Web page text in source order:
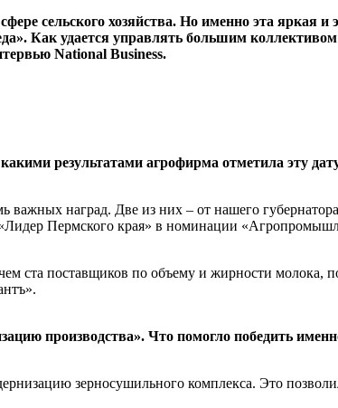
сельского хозяйства. Но именно эта яркая
Как удается управлять большим
National Business.
результатами агрофирма отметила эту
наград. Две из них – от нашего
«Лидер Пермского края» в номинации
ста поставщиков по объему и жирности
производства». Что помогло победить
зерносушильного комплекса. Это